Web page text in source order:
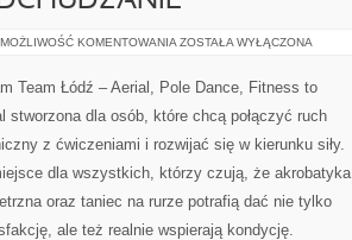
MOŻLIWOŚĆ KOMENTOWANIA TANIEC
I
ODCHUDZANIE
ZOSTAŁA WYŁĄCZONA
Team Łódź – Aerial, Pole Dance, Fitness to
stworzona dla osób, które chcą połączyć ruch
z ćwiczeniami i rozwijać się w kierunku siły.
dla wszystkich, którzy czują, że akrobatyka
oraz taniec na rurze potrafią dać nie tylko
ale też realnie wspierają kondycję.